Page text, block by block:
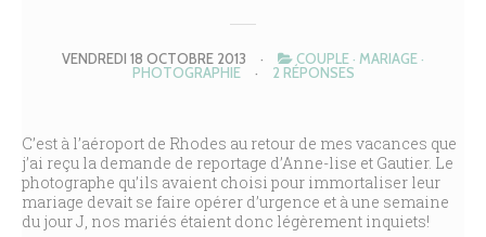
VENDREDI 18 OCTOBRE 2013 · COUPLE· MARIAGE·
PHOTOGRAPHIE
· 2 RÉPONSES
C’est à l’aéroport de Rhodes au retour de mes vacances que
j’ai reçu la demande de reportage d’Anne-lise et Gautier. Le
photographe qu’ils avaient choisi pour immortaliser leur
mariage devait se faire opérer d’urgence et à une semaine
du jour J, nos mariés étaient donc légèrement inquiets!